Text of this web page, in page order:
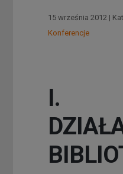
15 września 2012 |
Konferencje
I.